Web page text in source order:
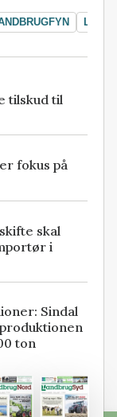
tilskud til
fokus på
skal
i
Sindal
ton